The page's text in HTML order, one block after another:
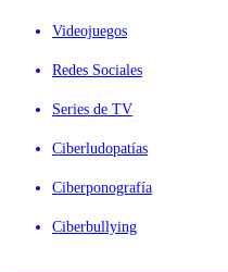
Videojuegos
Redes Sociales
Series de TV
Ciberludopatías
Ciberponografía
Ciberbullying